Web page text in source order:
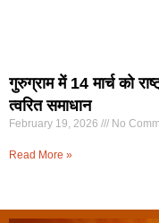
गुरुग्राम में 14 मार्च को
त्वरित समाधान
February 19, 2026 No
Read More »